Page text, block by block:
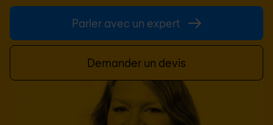
Parler avec un expert
Demander un devis